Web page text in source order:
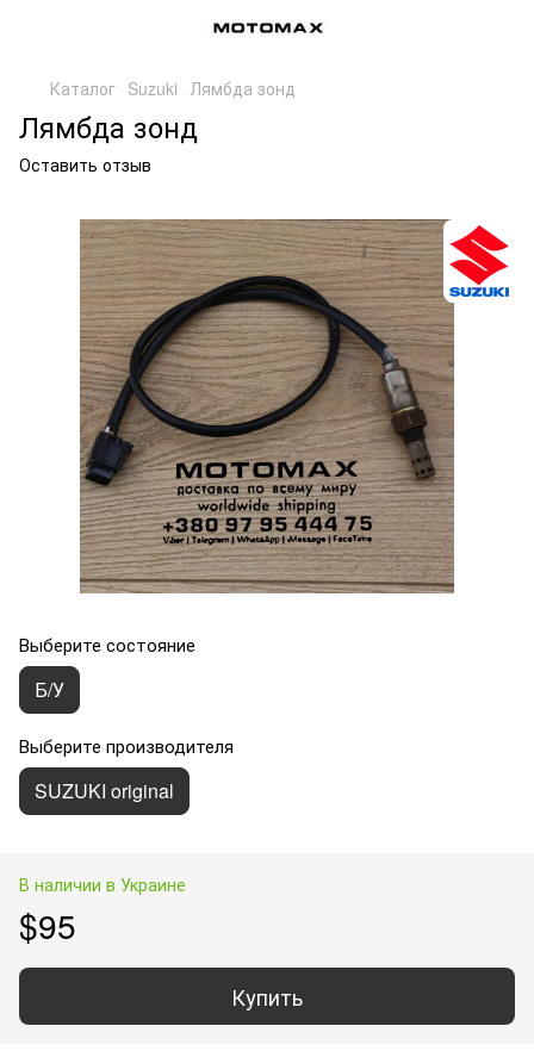
Каталог Suzuki Лямбда зонд
Лямбда зонд
Оставить отзыв
Выберите состояние
Б/У
Выберите производителя
SUZUKI original
В наличии в Украине
$95
Купить